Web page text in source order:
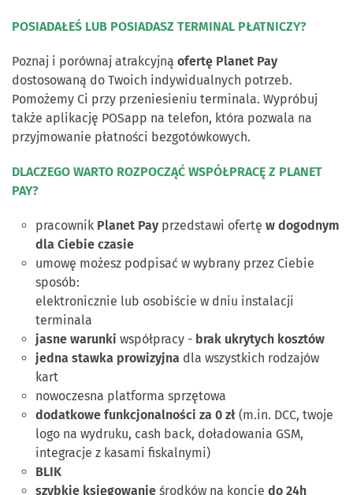
POSIADAŁEŚ LUB POSIADASZ TERMINAL PŁATNICZY?
Poznaj i porównaj atrakcyjną ofertę Planet Pay
dostosowaną do Twoich indywidualnych potrzeb.
Pomożemy Ci przy przeniesieniu terminala. Wypróbuj
także aplikację POSapp na telefon, która pozwala na
przyjmowanie płatności bezgotówkowych.
DLACZEGO WARTO ROZPOCZĄĆ WSPÓŁPRACĘ Z PLANET
PAY?
pracownik Planet Pay przedstawi ofertę w dogodnym
dla Ciebie czasie
umowę możesz podpisać w wybrany przez Ciebie
sposób:
elektronicznie lub osobiście w dniu instalacji
terminala
jasne warunki współpracy - brak ukrytych kosztów
jedna stawka prowizyjna dla wszystkich rodzajów
kart
nowoczesna platforma sprzętowa
dodatkowe funkcjonalności za 0 zł (m.in. DCC, twoje
logo na wydruku, cash back, doładowania GSM,
integracje z kasami fiskalnymi)
BLIK
szybkie księgowanie środków na koncie do 24h